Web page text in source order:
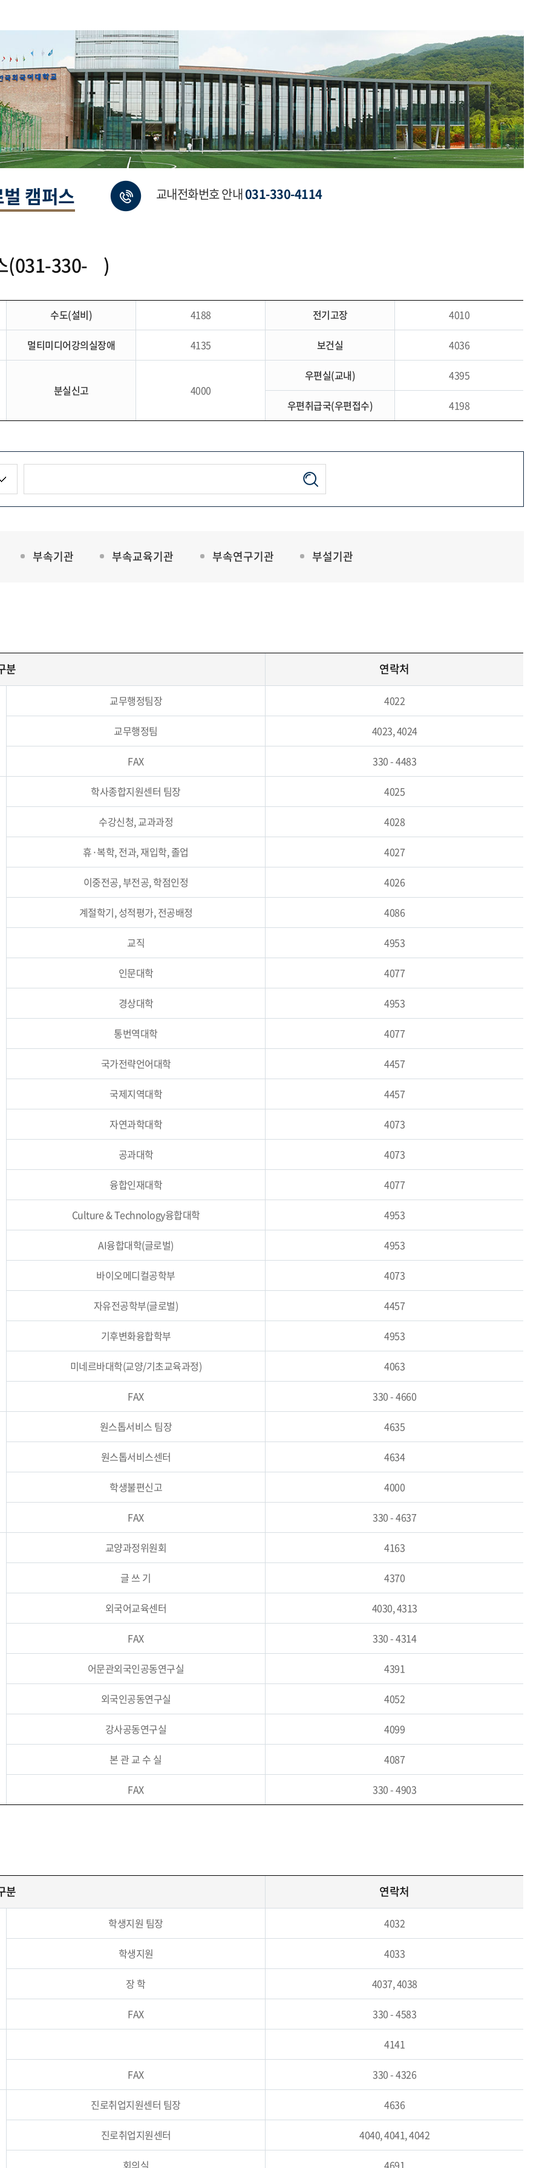
캠퍼스 교내전화번호 안내031-330-4114
(031-330- )
수도(설비) 4188 전기고장 4010
멀티미디어강의실장애 4135 보건실 4036
분실신고 4000
우편실(교내) 4395
우편취급국(우편접수) 4198
부속기관 부속교육기관 부속연구기관 부설기관
분 연락처
교무행정팀장 4022
교무행정팀 4023, 4024
FAX 330 - 4483
학사종합지원센터 팀장 4025
수강신청, 교과과정 4028
휴·복학, 전과, 재입학, 졸업 4027
이중전공, 부전공, 학점인정 4026
계절학기, 성적평가, 전공배정 4086
교직 4953
인문대학 4077
경상대학 4953
통번역대학 4077
국가전략언어대학 4457
국제지역대학 4457
자연과학대학 4073
공과대학 4073
융합인재대학 4077
Culture & Technology융합대학 4953
AI융합대학(글로벌) 4953
바이오메디컬공학부 4073
자유전공학부(글로벌) 4457
기후변화융합학부 4953
미네르바대학(교양/기초교육과정) 4063
FAX 330 - 4660
원스톱서비스 팀장 4635
원스톱서비스센터 4634
학생불편신고 4000
FAX 330 - 4637
교양과정위원회 4163
글 쓰 기 4370
외국어교육센터 4030, 4313
FAX 330 - 4314
어문관외국인공동연구실 4391
외국인공동연구실 4052
강사공동연구실 4099
본 관 교 수 실 4087
FAX 330 - 4903
분 연락처
학생지원 팀장 4032
학생지원 4033
장 학 4037, 4038
FAX 330 - 4583
4141
FAX 330 - 4326
진로취업지원센터 팀장 4636
진로취업지원센터 4040, 4041, 4042
회의실 4691